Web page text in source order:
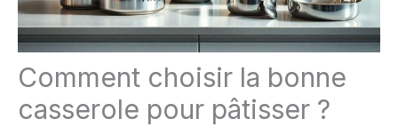
Comment choisir la bonne
casserole pour pâtisser ?